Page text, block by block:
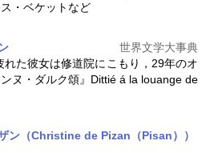
・ベケットなど
世界文学大事典
た彼女は修道院にこもり，29年のオ
ヌ・ダルク頌』Dittié á la louange de
ン（Christine de Pizan（Pisan））